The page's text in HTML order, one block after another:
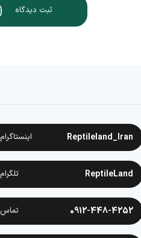
ثبت دیدگاه
Reptileland_Iran اینستاگرام
ReptileLand تلگرام
0912-448-4252 تماس